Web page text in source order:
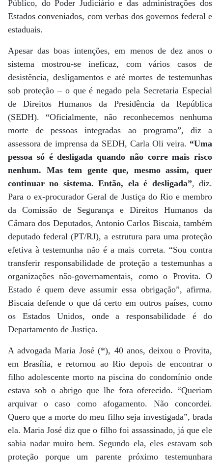
Público, do Poder Judiciário e das administrações dos
Estados conveniados, com verbas dos governos federal e
estaduais.
Apesar das boas intenções, em menos de dez anos o
sistema mostrou-se ineficaz, com vários casos de
desistência, desligamentos e até mortes de testemunhas
sob proteção – o que é negado pela Secretaria Especial
de Direitos Humanos da Presidência da República
(SEDH). “Oficialmente, não reconhecemos nenhuma
morte de pessoas integradas ao programa”, diz a
assessora de imprensa da SEDH, Carla Oli veira. “Uma
pessoa só é desligada quando não corre mais risco
nenhum. Mas tem gente que, mesmo assim, quer
continuar no sistema. Então, ela é desligada”, diz.
Para o ex-procurador Geral de Justiça do Rio e membro
da Comissão de Segurança e Direitos Humanos da
Câmara dos Deputados, Antonio Carlos Biscaia, também
deputado federal (PT/RJ), a estrutura para uma proteção
efetiva à testemunha não é a mais correta. “Sou contra
transferir responsabilidade de proteção a testemunhas a
organizações não-governamentais, como o Provita. O
Estado é quem deve assumir essa obrigação”, afirma.
Biscaia defende o que dá certo em outros países, como
os Estados Unidos, onde a responsabilidade é do
Departamento de Justiça.
A advogada Maria José (*), 40 anos, deixou o Provita,
em Brasília, e retornou ao Rio depois de encontrar o
filho adolescente morto na piscina do condomínio onde
estava sob o abrigo que lhe fora oferecido. “Queriam
arquivar o caso como afogamento. Não concordei.
Quero que a morte do meu filho seja investigada”, brada
ela. Maria José diz que o filho foi assassinado, já que ele
sabia nadar muito bem. Segundo ela, eles estavam sob
proteção porque um parente próximo testemunhara